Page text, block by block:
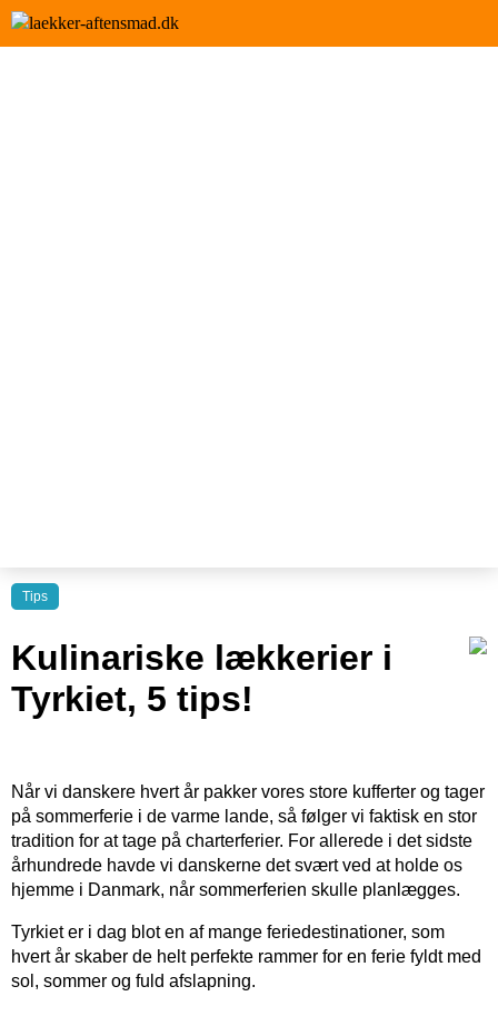
Tips
Kulinariske lækkerier i
Tyrkiet, 5 tips!
Når vi danskere hvert år pakker vores store kufferter og tager
på sommerferie i de varme lande, så følger vi faktisk en stor
tradition for at tage på charterferier. For allerede i det sidste
århundrede havde vi danskerne det svært ved at holde os
hjemme i Danmark, når sommerferien skulle planlægges.
Tyrkiet er i dag blot en af mange feriedestinationer, som
hvert år skaber de helt perfekte rammer for en ferie fyldt med
sol, sommer og fuld afslapning.